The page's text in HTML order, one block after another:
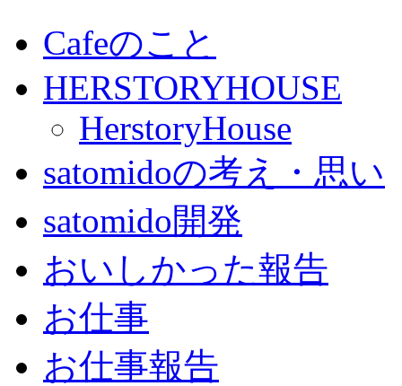
Cafeのこと
HERSTORYHOUSE
HerstoryHouse
satomidoの考え・思い
satomido開発
おいしかった報告
お仕事
お仕事報告